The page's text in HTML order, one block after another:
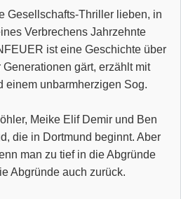
Gesellschafts-Thriller lieben, in
Verbrechens Jahrzehnte
ist eine Geschichte über
gärt, erzählt mit
einem unbarmherzigen Sog.
Meike Elif Demir und Ben
die in Dortmund beginnt. Aber
man zu tief in die Abgründe
Abgründe auch zurück.